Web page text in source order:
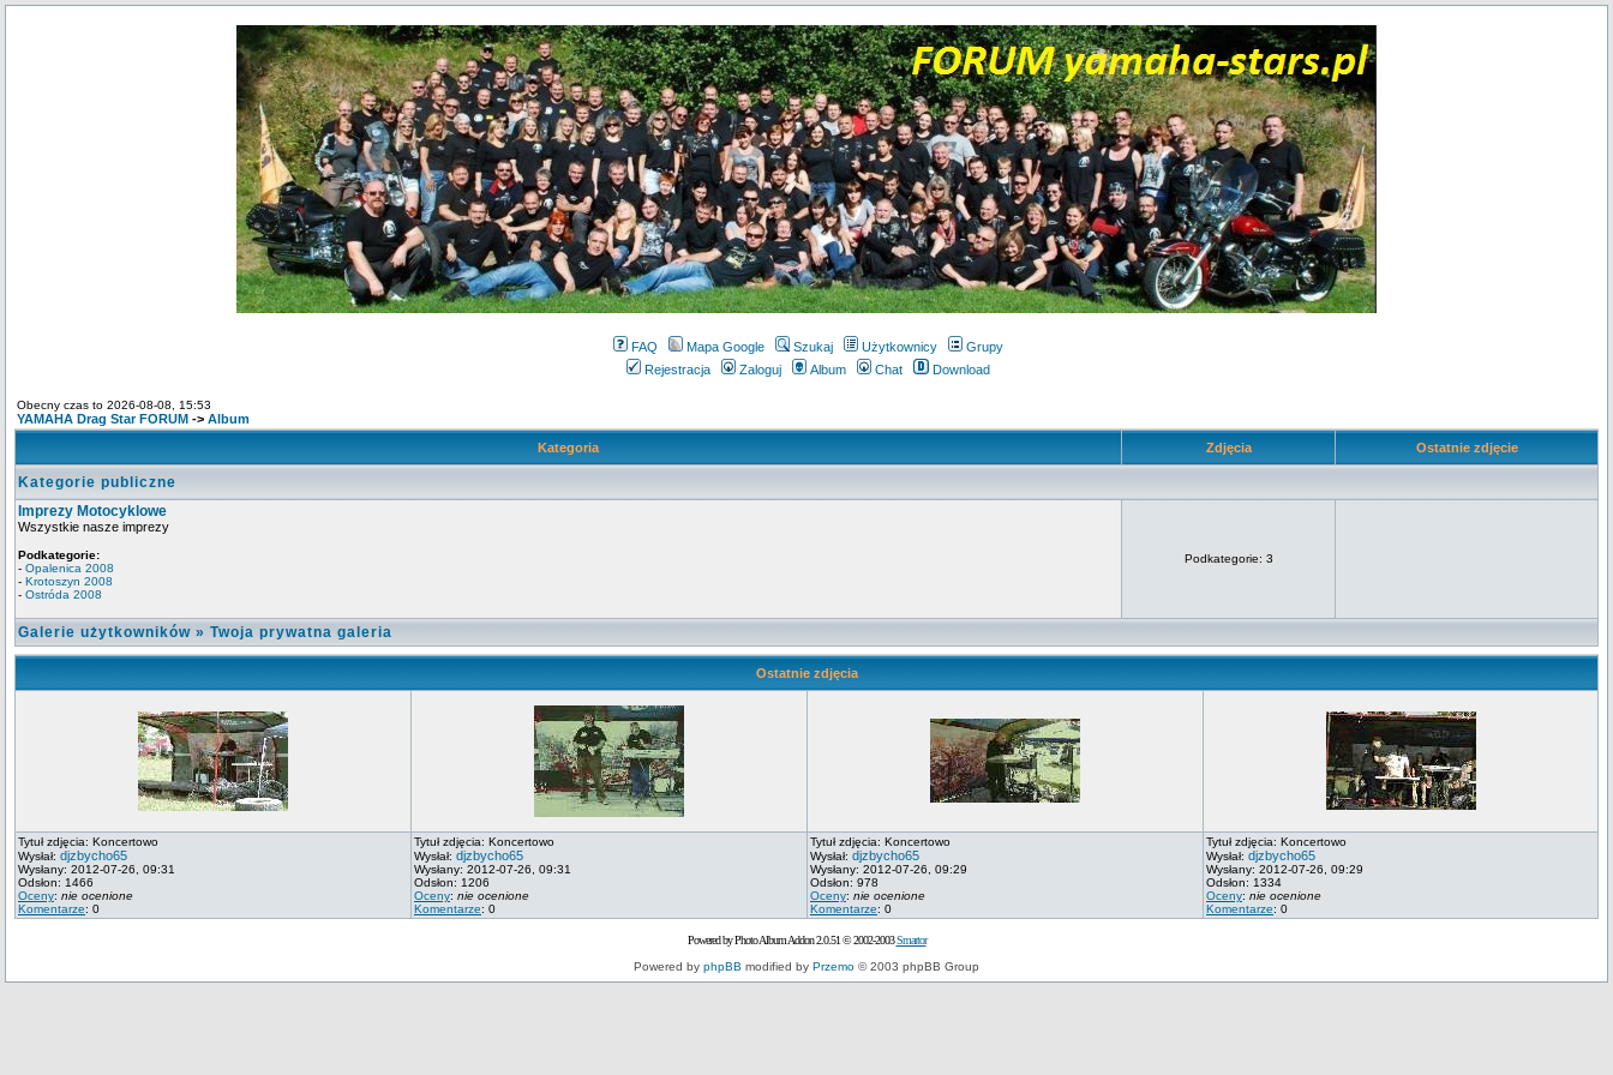
FAQ Mapa Google Szukaj Użytkownicy
Grupy
Rejestracja
Zaloguj Album Chat Download
Obecny czas to 2026-08-08, 15:53
YAMAHA Drag Star FORUM -> Album
Kategoria
Zdjęcia Ostatnie zdjęcie
Kategorie publiczne
Imprezy Motocyklowe
Wszystkie nasze imprezy
Podkategorie:
- Opalenica 2008
- Krotoszyn 2008
- Ostróda 2008
Podkategorie: 3
Galerie użytkowników » Twoja prywatna galeria
Ostatnie zdjęcia
Tytuł zdjęcia: Koncertowo
Wysłał: djzbycho65
Wysłany: 2012-07-26, 09:31
Odsłon: 1466
Oceny: nie ocenione
Komentarze: 0
Tytuł zdjęcia: Koncertowo
Wysłał: djzbycho65
Wysłany: 2012-07-26, 09:31
Odsłon: 1206
Oceny: nie ocenione
Komentarze: 0
Tytuł zdjęcia: Koncertowo
Wysłał: djzbycho65
Wysłany: 2012-07-26, 09:29
Odsłon: 978
Oceny: nie ocenione
Komentarze: 0
Tytuł zdjęcia: Koncertowo
Wysłał: djzbycho65
Wysłany: 2012-07-26, 09:29
Odsłon: 1334
Oceny: nie ocenione
Komentarze: 0
Powered by Photo Album Addon 2.0.51 © 2002-2003Smartor
Powered by phpBB modified by Przemo © 2003 phpBB Group